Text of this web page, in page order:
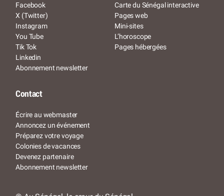
Facebook
X (Twitter)
Instagram
You Tube
Tik Tok
Linkedin
Abonnement newsletter
Carte du Sénégal interactive
Pages web
Mini-sites
L’horoscope
Pages hébergées
Contact
Écrire au webmaster
Annoncez un événement
Préparez votre voyage
Colonies de vacances
Devenez partenaire
Abonnement newsletter